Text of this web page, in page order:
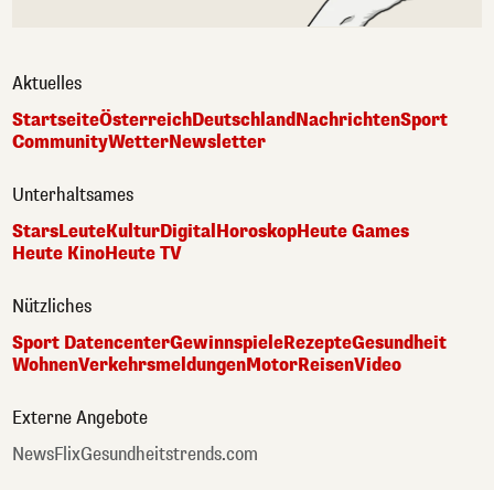
Aktuelles
StartseiteÖsterreichDeutschlandNachrichtenSport
CommunityWetterNewsletter
Unterhaltsames
StarsLeuteKulturDigital HoroskopHeute Games
Heute KinoHeute TV
Nützliches
Sport DatencenterGewinnspieleRezepteGesundheit
WohnenVerkehrsmeldungenMotorReisenVideo
Externe Angebote
NewsFlixGesundheitstrends.com